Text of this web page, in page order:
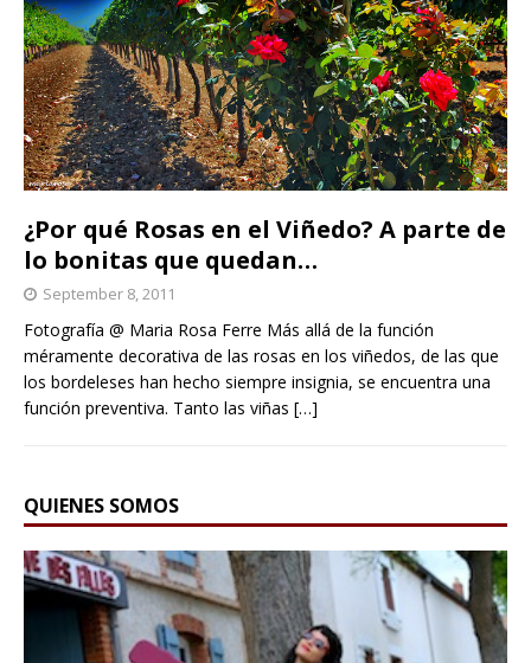
¿Por qué Rosas en el Viñedo? A parte de
lo bonitas que quedan…
September 8, 2011
Fotografía @ Maria Rosa Ferre Más allá de la función
méramente decorativa de las rosas en los viñedos, de las que
los bordeleses han hecho siempre insignia, se encuentra una
función preventiva. Tanto las viñas […]
QUIENES SOMOS